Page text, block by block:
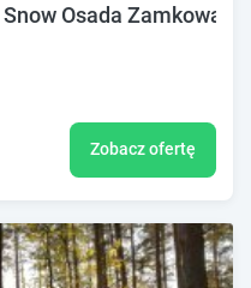
Osada Zamkowa
Zobacz ofertę